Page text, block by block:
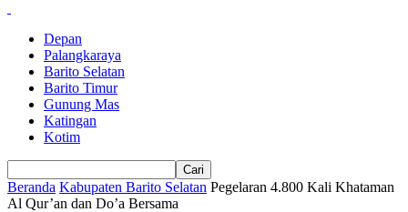
Depan
Palangkaraya
Barito Selatan
Barito Timur
Gunung Mas
Katingan
Kotim
Beranda Kabupaten Barito Selatan Pegelaran 4.800 Kali Khataman
Al Qur’an dan Do’a Bersama